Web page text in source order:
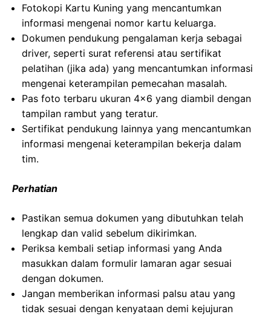
Fotokopi Kartu Kuning yang mencantumkan
informasi mengenai nomor kartu keluarga.
Dokumen pendukung pengalaman kerja sebagai
driver, seperti surat referensi atau sertifikat
pelatihan (jika ada) yang mencantumkan informasi
mengenai keterampilan pemecahan masalah.
Pas foto terbaru ukuran 4×6 yang diambil dengan
tampilan rambut yang teratur.
Sertifikat pendukung lainnya yang mencantumkan
informasi mengenai keterampilan bekerja dalam
tim.
Perhatian
Pastikan semua dokumen yang dibutuhkan telah
lengkap dan valid sebelum dikirimkan.
Periksa kembali setiap informasi yang Anda
masukkan dalam formulir lamaran agar sesuai
dengan dokumen.
Jangan memberikan informasi palsu atau yang
tidak sesuai dengan kenyataan demi kejujuran